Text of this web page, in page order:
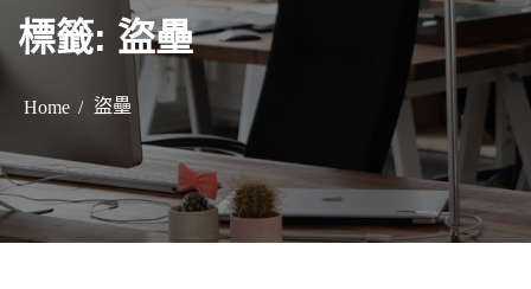
標籤: 盜壘
Home 盜壘